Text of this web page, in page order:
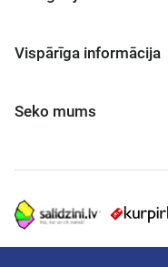
Vispārīga informācija
Seko mums